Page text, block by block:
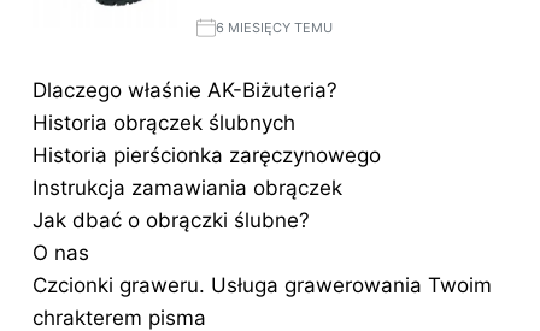
6 MIESIĘCY TEMU
Dlaczego właśnie AK-Biżuteria?
Historia obrączek ślubnych
Historia pierścionka zaręczynowego
Instrukcja zamawiania obrączek
Jak dbać o obrączki ślubne?
O nas
Czcionki graweru. Usługa grawerowania Twoim
chrakterem pisma